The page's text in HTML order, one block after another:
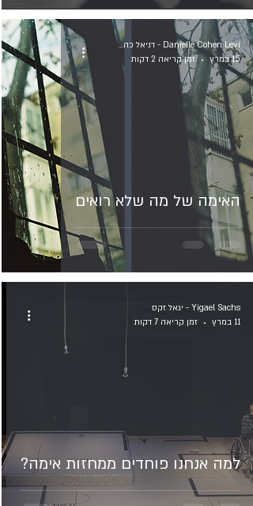
האימה של מה שלא רואים
Danielle Cohen Levi - דניאל כהן לוי
15 במרץ
זמן קריאה 2 דקות
למה אנחנו פוחדים ממחזות אימה?
Yigael Sachs - יגאל זקס
11 במרץ
זמן קריאה 7 דקות